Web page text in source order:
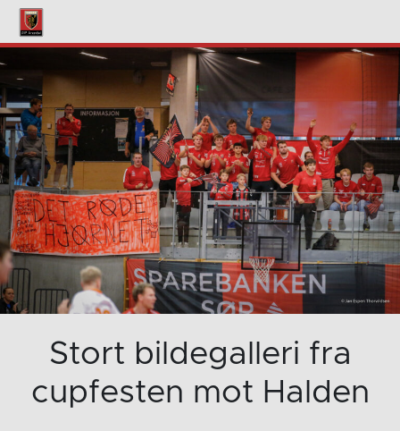
Stort bildegalleri fra
cupfesten mot Halden